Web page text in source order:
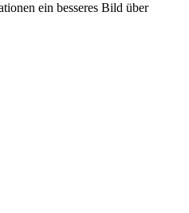
ein besseres Bild über